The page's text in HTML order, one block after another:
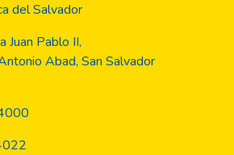
del Salvador
Juan Pablo II,
Abad, San Salvador